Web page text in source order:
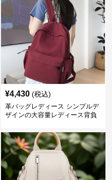
¥4,430 (税込)
革バッグレディース シンプルデ
ザインの大容量レディース背負